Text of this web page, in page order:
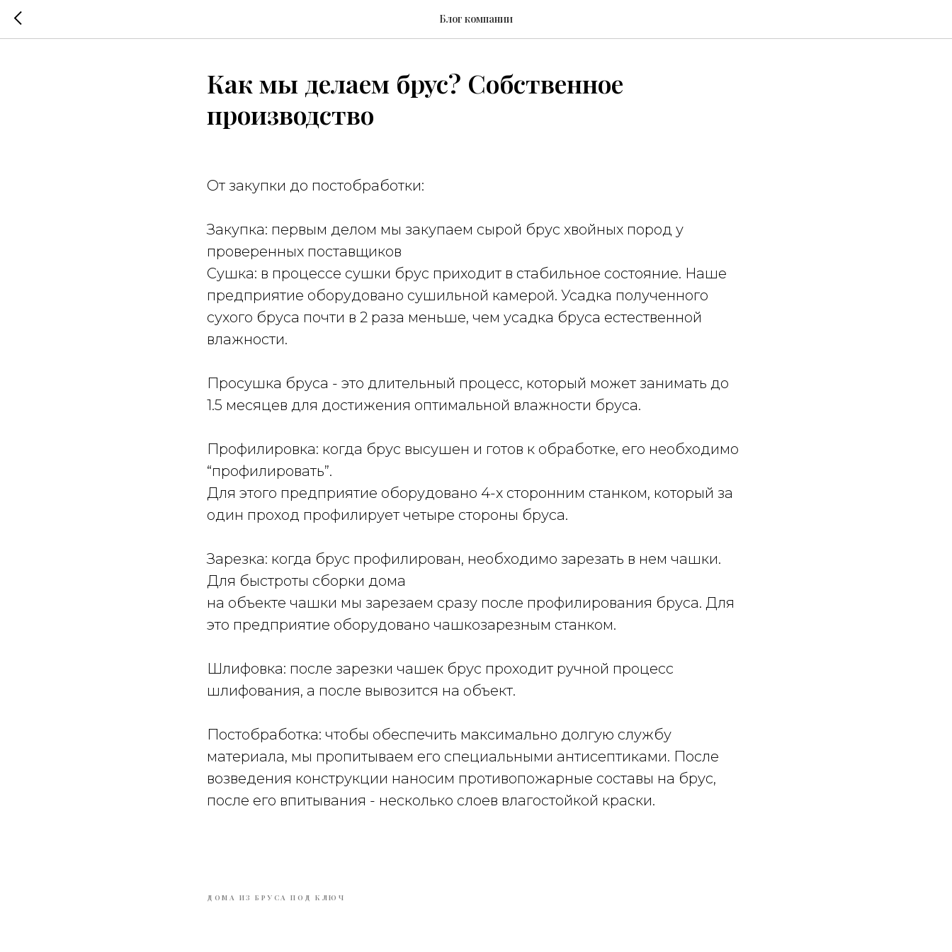
Блог компании
Как мы делаем брус? Собственное
производство
От закупки до постобработки:
Закупка: первым делом мы закупаем сырой брус хвойных пород у
проверенных поставщиков
Сушка: в процессе сушки брус приходит в стабильное состояние. Наше
предприятие оборудовано сушильной камерой. Усадка полученного
сухого бруса почти в 2 раза меньше, чем усадка бруса естественной
влажности.
Просушка бруса - это длительный процесс, который может занимать до
1.5 месяцев для достижения оптимальной влажности бруса.
Профилировка: когда брус высушен и готов к обработке, его необходимо
“профилировать”.
Для этого предприятие оборудовано 4-х сторонним станком, который за
один проход профилирует четыре стороны бруса.
Зарезка: когда брус профилирован, необходимо зарезать в нем чашки.
Для быстроты сборки дома
на объекте чашки мы зарезаем сразу после профилирования бруса. Для
это предприятие оборудовано чашкозарезным станком.
Шлифовка: после зарезки чашек брус проходит ручной процесс
шлифования, а после вывозится на объект.
Постобработка: чтобы обеспечить максимально долгую службу
материала, мы пропитываем его специальными антисептиками. После
возведения конструкции наносим противопожарные составы на брус,
после его впитывания - несколько слоев влагостойкой краски.
ДОМА ИЗ БРУСА ПОД КЛЮЧ